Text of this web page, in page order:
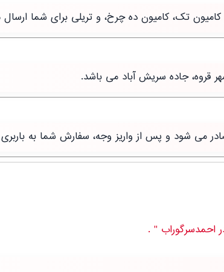
کامیون تک، کامیون ده چرخ، و تریلی برای شما
قروه، جاده سریش آباد می باشد.
شود و پس از واریز وجه، سفارش شما به باربری